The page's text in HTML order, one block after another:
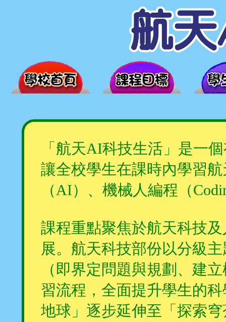
「航天AI科技生活」是一
讓全校學生在課時內學習航
（AI）、機械人編程（
課程重點聚焦於航天科技
展。航天科技部份以分級
（即界定問題與規劃、建
習流程，全面提升學生的
地球」逐步延伸至「探索